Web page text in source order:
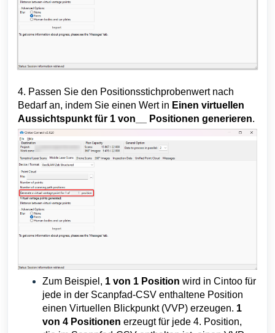
4. Passen Sie den Positionsstichprobenwert nach
Bedarf an, indem Sie einen Wert in Einen virtuellen
Aussichtspunkt für 1 von__ Positionen generieren.
Zum Beispiel, 1 von 1 Position wird in Cintoo für
jede in der Scanpfad-CSV enthaltene Position
einen Virtuellen Blickpunkt (VVP) erzeugen. 1
von 4 Positionen erzeugt für jede 4. Position,